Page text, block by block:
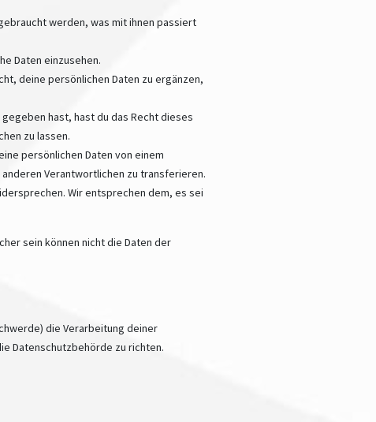
werden, was mit ihnen passiert
Daten einzusehen.
deine persönlichen Daten zu ergänzen,
hast, hast du das Recht dieses
zu lassen.
persönlichen Daten von einem
Verantwortlichen zu transferieren.
Wir entsprechen dem, es sei
sein können nicht die Daten der
die Verarbeitung deiner
Datenschutzbehörde zu richten.